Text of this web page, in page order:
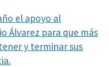
el apoyo al
Álvarez para que más
y terminar sus